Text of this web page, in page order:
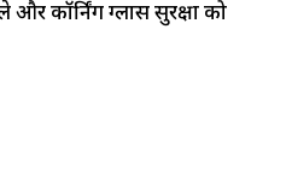
कॉर्निंग ग्लास सुरक्षा को